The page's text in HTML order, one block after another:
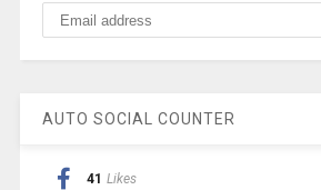
AUTO SOCIAL COUNTER
41 Likes